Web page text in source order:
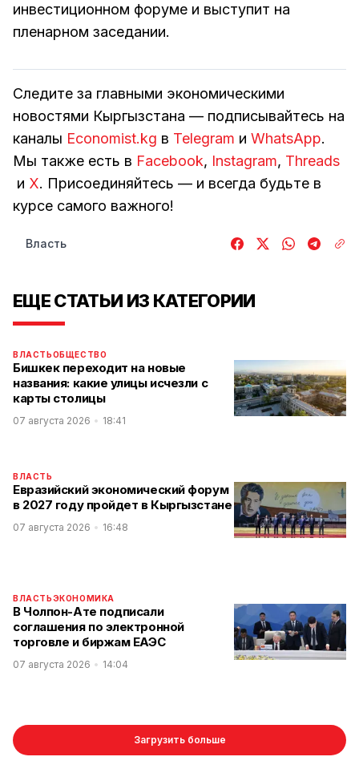
инвестиционном форуме и выступит на
пленарном заседании.
Следите за главными экономическими
новостями Кыргызстана — подписывайтесь на
каналы Economist.kg в Telegram и WhatsApp.
Мы также есть в Facebook, Instagram, Threads
и Х. Присоединяйтесь — и всегда будьте в
курсе самого важного!
Власть
ЕЩЕ СТАТЬИ ИЗ КАТЕГОРИИ
ВЛАСТЬОБЩЕСТВО
Бишкек переходит на новые
названия: какие улицы исчезли с
карты столицы
07 августа 2026 18:41
ВЛАСТЬ
Евразийский экономический форум
в 2027 году пройдет в Кыргызстане
07 августа 2026 16:48
ВЛАСТЬЭКОНОМИКА
В Чолпон-Ате подписали
соглашения по электронной
торговле и биржам ЕАЭС
07 августа 2026 14:04
Загрузить больше